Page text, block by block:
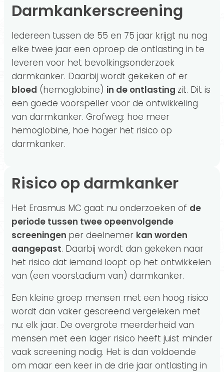
Darmkankerscreening
Iedereen tussen de 55 en 75 jaar krijgt nu nog
elke twee jaar een oproep de ontlasting in te
leveren voor het bevolkingsonderzoek
darmkanker. Daarbij wordt gekeken of er
bloed (hemoglobine) in de ontlasting zit. Dit is
een goede voorspeller voor de ontwikkeling
van darmkanker. Grofweg: hoe meer
hemoglobine, hoe hoger het risico op
darmkanker.
Risico op darmkanker
Het Erasmus MC gaat nu onderzoeken of de
periode tussen twee opeenvolgende
screeningen per deelnemer kan worden
aangepast. Daarbij wordt dan gekeken naar
het risico dat iemand loopt op het ontwikkelen
van (een voorstadium van) darmkanker.
Een kleine groep mensen met een hoog risico
wordt dan vaker gescreend vergeleken met
nu: elk jaar. De overgrote meerderheid van
mensen met een lager risico heeft juist minder
vaak screening nodig. Het is dan voldoende
om maar een keer in de drie jaar ontlasting in